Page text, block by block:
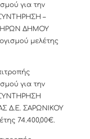
για την
–
ΔΗΜΟΥ
μελέτης
για την
Δ.Ε. ΣΑΡΩΝΙΚΟΥ
74.400,00€.